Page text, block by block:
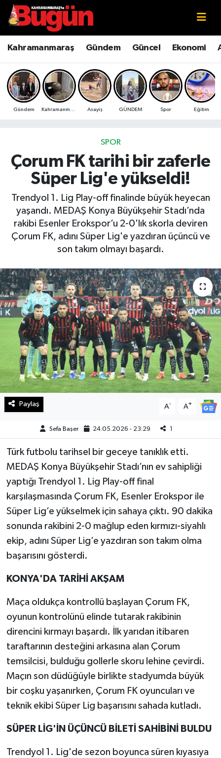
Kahramanmaraş Gündem Güncel Ekonomi
Gündem Asayiş GÜNDEM Spor Eğitim
SPOR
Çorum FK tarihi bir zaferle
Süper Lig'e yükseldi!
Trendyol 1. Lig Play-off finalinde büyük heyecan
yaşandı. MEDAŞ Konya Büyükşehir Stadı’nda
rakibi Esenler Erokspor’u 2-0'lık skorla deviren
Çorum FK, adını Süper Lig'e yazdıran üçüncü ve
son takım olmayı başardı.
Paylaş A- A+
Sefa Başer 24.05.2026 - 23:29 1
Türk futbolu tarihsel bir geceye tanıklık etti.
MEDAŞ Konya Büyükşehir Stadı’nın ev sahipliği
yaptığı Trendyol 1. Lig Play-off final
karşılaşmasında Çorum FK, Esenler Erokspor ile
Süper Lig’e yükselmek için sahaya çıktı. 90 dakika
sonunda rakibini 2-0 mağlup eden kırmızı-siyahlı
ekip, adını Süper Lig’e yazdıran son takım olma
başarısını gösterdi.
KONYA'DA TARİHİ AKŞAM
Maça oldukça kontrollü başlayan Çorum FK,
oyunun kontrolünü elinde tutarak rakibinin
direncini kırmayı başardı. İlk yarıdan itibaren
taraftarının desteğini arkasına alan Çorum
temsilcisi, bulduğu gollerle skoru lehine çevirdi.
Maçın son düdüğüyle birlikte stadyumda büyük
bir coşku yaşanırken, Çorum FK oyuncuları ve
teknik ekibi Süper Lig başarısını sahada kutladı.
SÜPER LİG'İN ÜÇÜNCÜ BİLETİ SAHİBİNİ BULDU
Trendyol 1. Lig'de sezon boyunca süren kıyasıya
Kahramanmaraş
Kahramanmaraş Sokak Röportajları
Bilim ve Teknoloji
Çevre
Ekonomi
Genel
Güncel
Haberde İnsan
Magazin
Manşet Altı
Manşetler
Resmi İlan
Sağlık
Spor
SürManşet
Teknoloji
KAHRAMANMARAŞ
Kahramanmaraş Nöbetçi Eczaneler
Kahramanmaraş Hava Durumu
Kahramanmaraş Namaz Vakitleri
Kahramanmaraş Trafik Yoğunluk Haritası
Süper Lig Puan Durumu ve Fikstür
Tüm Manşetler
Son Dakika Haberleri
Haber Arşivi